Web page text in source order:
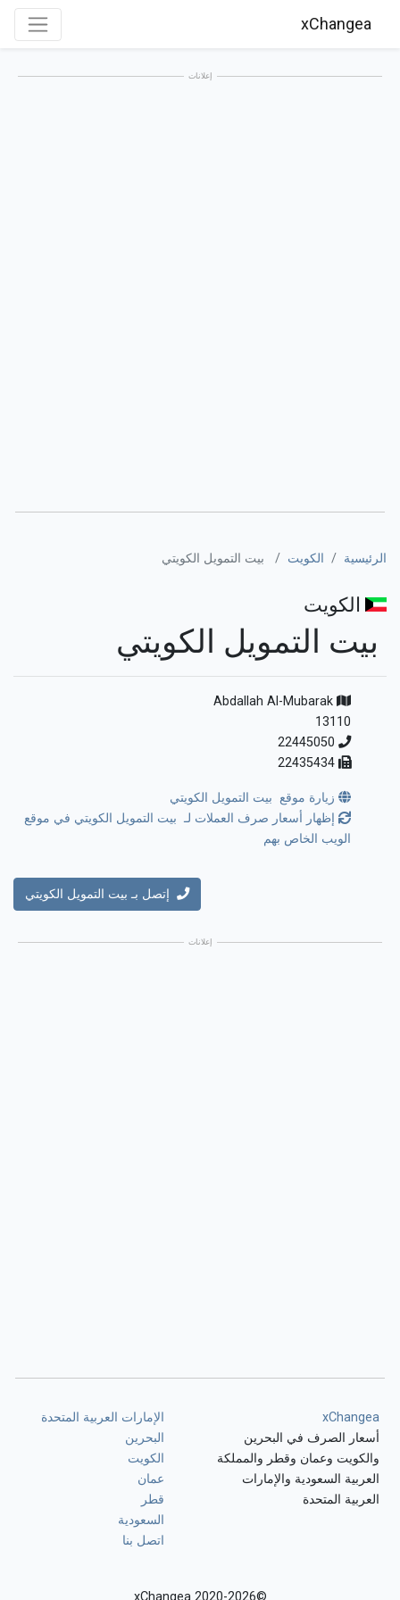
xChangea
إعلانات
الرئيسية الكويت بيت التمويل الكويتي
الكويت
بيت التمويل الكويتي
13110
زيارة موقع بيت التمويل الكويتي
إظهار أسعار صرف العملات لـ بيت التمويل الكويتي في موقع
الويب الخاص بهم
إتصل بـ بيت التمويل الكويتي
إعلانات
xChangea
أسعار الصرف في البحرين
والكويت وعمان وقطر والمملكة
العربية السعودية والإمارات
العربية المتحدة
الإمارات العربية المتحدة
البحرين
الكويت
عمان
قطر
السعودية
اتصل بنا